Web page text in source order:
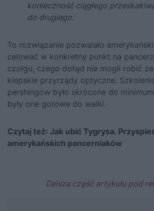
konieczność ciągłego
do drugiego.
To rozwiązanie pozwalało
celować w konkretny punkt na
czołgu, czego dotąd nie mogli robić
kiepskie przyrządy optyczne.
pershingów było skrócone do
były one gotowe do walki.
Czytaj też: Jak ubić Tygrysa.
amerykańskich pancerniaków